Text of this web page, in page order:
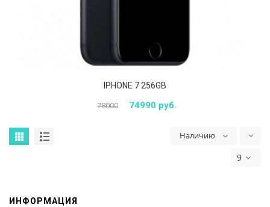
IPHONE 7 256GB
78000 74990 руб.
Наличию
9
ИНФОРМАЦИЯ